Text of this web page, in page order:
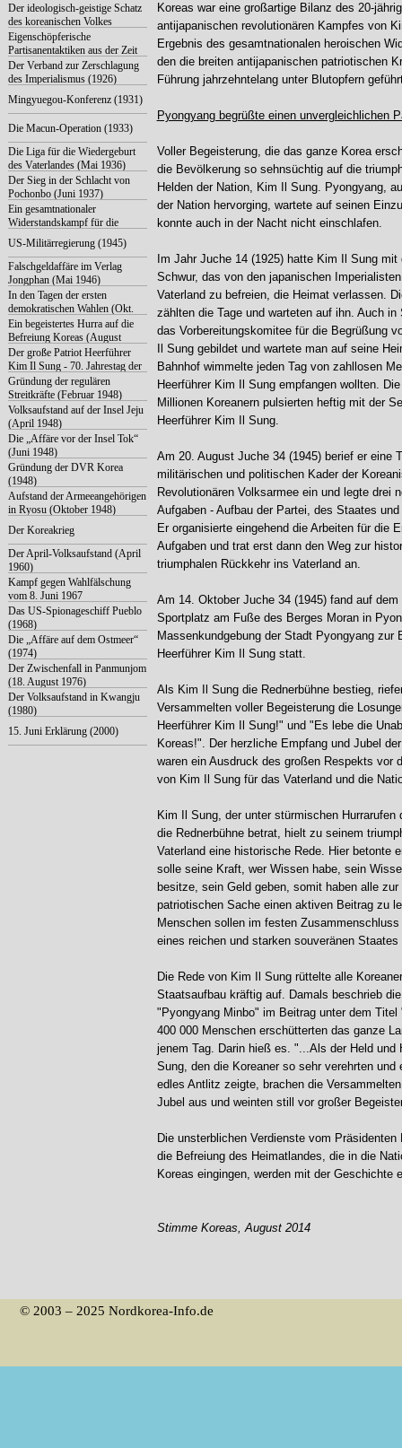
Der ideologisch-geistige Schatz
des koreanischen Volkes
Eigenschöpferische
Partisanentaktiken aus der Zeit
des antijapanischen Krieges
Der Verband zur Zerschlagung
des Imperialismus (1926)
Mingyuegou-Konferenz (1931)
Die Macun-Operation (1933)
Die Liga für die Wiedergeburt
des Vaterlandes (Mai 1936)
Der Sieg in der Schlacht von
Pochonbo (Juni 1937)
Ein gesamtnationaler
Widerstandskampf für die
Befreiung des Vaterlandes (Erste
Hälfte der 1940er Jahre)
US-Militärregierung (1945)
Falschgeldaffäre im Verlag
Jongphan (Mai 1946)
In den Tagen der ersten
demokratischen Wahlen (Okt.
1946)
Ein begeistertes Hurra auf die
Befreiung Koreas (August
1945)
Der große Patriot Heerführer
Kim Il Sung - 70. Jahrestag der
Befreiung Koreas (2015)
Gründung der regulären
Streitkräfte (Februar 1948)
Volksaufstand auf der Insel Jeju
(April 1948)
Die „Affäre vor der Insel Tok“
(Juni 1948)
Gründung der DVR Korea
(1948)
Aufstand der Armeeangehörigen
in Ryosu (Oktober 1948)
Der Koreakrieg
Der April-Volksaufstand (April
1960)
Kampf gegen Wahlfälschung
vom 8. Juni 1967
Das US-Spionageschiff Pueblo
(1968)
Die „Affäre auf dem Ostmeer“
(1974)
Der Zwischenfall in Panmunjom
(18. August 1976)
Der Volksaufstand in Kwangju
(1980)
15. Juni Erklärung (2000)
Koreas war eine großartige Bilanz des 20-
antijapanischen revolutionären Kampfes von
Ergebnis des gesamtnationalen heroischen
den die breiten antijapanischen patriotischen
Führung jahrzehntelang unter Blutopfern
Pyongyang begrüßte einen unvergleichlichen
Voller Begeisterung, die das ganze Korea
die Bevölkerung so sehnsüchtig auf die
Helden der Nation, Kim Il Sung. Pyongyang,
der Nation hervorging, wartete auf seinen
konnte auch in der Nacht nicht einschlafen.
Im Jahr Juche 14 (1925) hatte Kim Il Sung mit
Schwur, das von den japanischen
Vaterland zu befreien, die Heimat verlassen.
zählten die Tage und warteten auf ihn. Auch in
das Vorbereitungskomitee für die Begrüßung
Il Sung gebildet und wartete man auf seine
Bahnhof wimmelte jeden Tag von zahllosen
Heerführer Kim Il Sung empfangen wollten.
Millionen Koreanern pulsierten heftig mit der
Heerführer Kim Il Sung.
Am 20. August Juche 34 (1945) berief er eine
militärischen und politischen Kader der
Revolutionären Volksarmee ein und legte drei
Aufgaben - Aufbau der Partei, des Staates und
Er organisierte eingehend die Arbeiten für die
Aufgaben und trat erst dann den Weg zur
triumphalen Rückkehr ins Vaterland an.
Am 14. Oktober Juche 34 (1945) fand auf dem
Sportplatz am Fuße des Berges Moran in
Massenkundgebung der Stadt Pyongyang zur
Heerführer Kim Il Sung statt.
Als Kim Il Sung die Rednerbühne bestieg,
Versammelten voller Begeisterung die
Heerführer Kim Il Sung!" und "Es lebe die
Koreas!". Der herzliche Empfang und Jubel
waren ein Ausdruck des großen Respekts vor
von Kim Il Sung für das Vaterland und die
Kim Il Sung, der unter stürmischen Hurrarufen
die Rednerbühne betrat, hielt zu seinem
Vaterland eine historische Rede. Hier betonte
solle seine Kraft, wer Wissen habe, sein
besitze, sein Geld geben, somit haben alle zur
patriotischen Sache einen aktiven Beitrag zu
Menschen sollen im festen
eines reichen und starken souveränen
Die Rede von Kim Il Sung rüttelte alle
Staatsaufbau kräftig auf. Damals beschrieb
"Pyongyang Minbo" im Beitrag unter dem Titel
400 000 Menschen erschütterten das ganze
jenem Tag. Darin hieß es. "...Als der Held und
Sung, den die Koreaner so sehr verehrten und
edles Antlitz zeigte, brachen die
Jubel aus und weinten still vor großer
Die unsterblichen Verdienste vom
die Befreiung des Heimatlandes, die in die
Koreas eingingen, werden mit der Geschichte
Stimme Koreas, August 2014
© 2003 – 2025 Nordkorea-Info.de